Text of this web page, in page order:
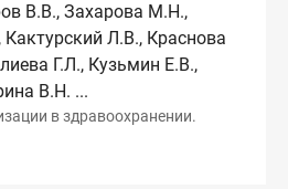
В.В., Захарова М.Н.,
Л.В., Краснова
Г.Л., Кузьмин Е.В.,
В.Н. ...
в здравоохранении.